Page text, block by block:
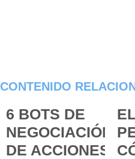
CONTENIDO
6 BOTS DE
NEGOCIACIÓN
DE ACCIONES